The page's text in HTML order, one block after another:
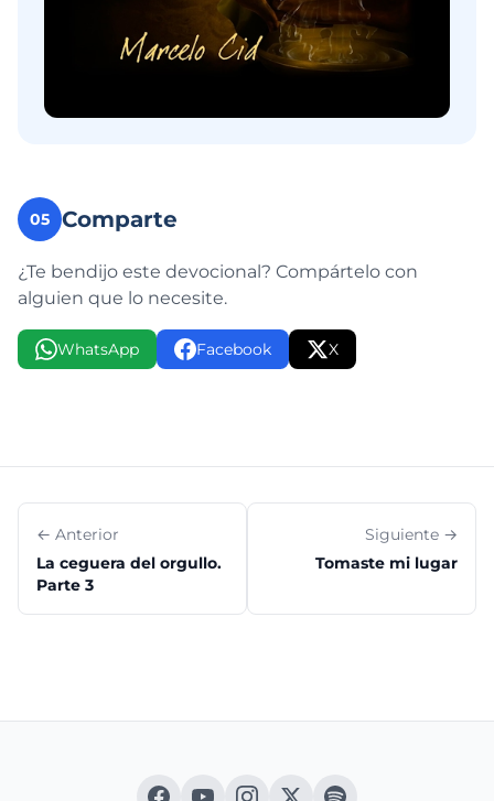
05 Comparte
¿Te bendijo este devocional? Compártelo con
alguien que lo necesite.
WhatsApp Facebook X
← Anterior
La ceguera del orgullo.
Parte 3
Siguiente →
Tomaste mi lugar